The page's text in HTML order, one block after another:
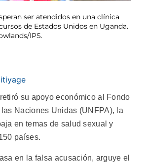
ser atendidos en una clínica
de Estados Unidos en Uganda.
IPS.
su apoyo económico al Fondo
Naciones Unidas (UNFPA), la
en temas de salud sexual y
países.
en la falsa acusación, arguye el